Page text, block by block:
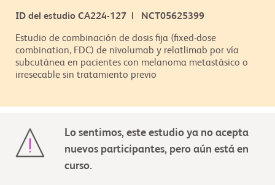
ID del estudio CA224-127 | NCT05625399
Estudio de combinación de dosis fija (fixed-dose
combination, FDC) de nivolumab y relatlimab por vía
subcutánea en pacientes con melanoma metastásico o
irresecable sin tratamiento previo
Lo sentimos, este estudio ya no acepta
nuevos participantes, pero aún está en
curso.